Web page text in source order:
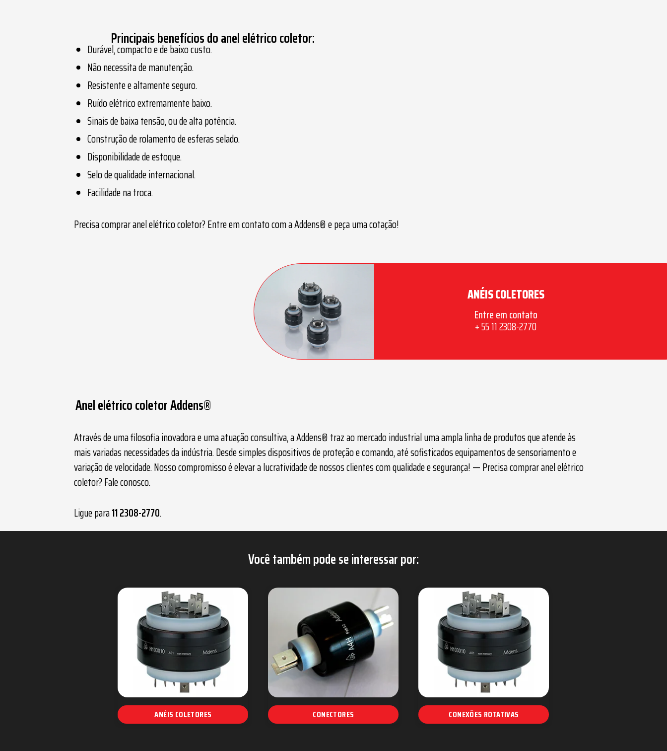
Principais benefícios do anel elétrico coletor:
Durável, compacto e de baixo custo.
Não necessita de manutenção.
Resistente e altamente seguro.
Ruído elétrico extremamente baixo.
Sinais de baixa tensão, ou de alta potência.
Construção de rolamento de esferas selado.
Disponibilidade de estoque.
Selo de qualidade internacional.
Facilidade na troca.
Precisa compraranel elétrico coletor? Entre em contato com a Addens® e peça uma cotação!
ANÉIS COLETORES
Entre em contato
+ 55 11 2308-2770
Anel elétrico coletor Addens®
Através de uma filosofia inovadora e uma atuação consultiva, a Addens® traz ao mercado industrial uma ampla linha de produtos que atende às
mais variadas necessidades da indústria. Desde simples dispositivos de proteção e comando, até sofisticados equipamentos de sensoriamento e
variação de velocidade. Nosso compromisso é elevar a lucratividade de nossos clientes com qualidade e segurança! — Precisa compraranel elétrico
coletor? Fale conosco.
Ligue para11 2308-2770.
Você também pode se interessar por:
ANÉIS COLETORES CONECTORES CONEXÕES ROTATIVAS